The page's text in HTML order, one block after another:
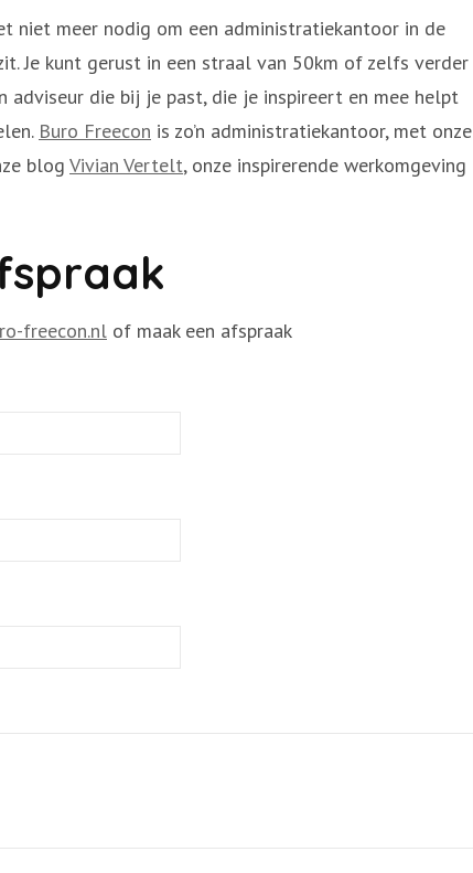
niet meer nodig om een administratiekantoor in de
Je kunt gerust in een straal van 50km of zelfs verder
adviseur die bij je past, die je inspireert en mee helpt
Buro Freecon is zo’n administratiekantoor, met onze
blog Vivian Vertelt, onze inspirerende werkomgeving
freecon.nl of maak een afspraak